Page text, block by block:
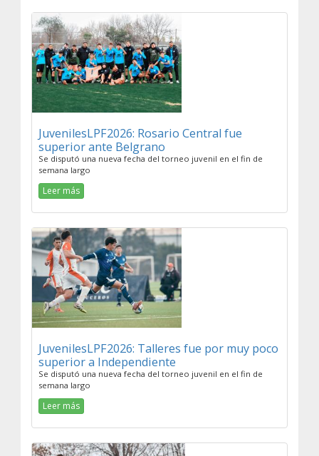
JuvenilesLPF2026: Rosario Central fue
superior ante Belgrano
Se disputó una nueva fecha del torneo juvenil en el fin de
semana largo
Leer más
JuvenilesLPF2026: Talleres fue por muy poco
superior a Independiente
Se disputó una nueva fecha del torneo juvenil en el fin de
semana largo
Leer más